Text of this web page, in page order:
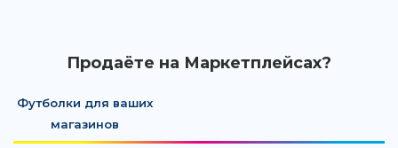
Продаёте на Маркетплейсах?
Футболки для ваших
магазинов